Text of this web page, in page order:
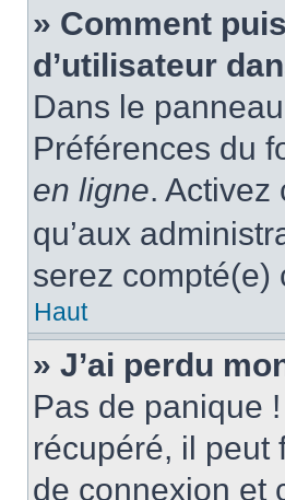
» Comment
d’utilisateur
Dans le
Préférences du
en ligne.
qu’aux
serez compté(e)
Haut
» J’ai perdu
Pas de panique
récupéré, il peut
de connexion et